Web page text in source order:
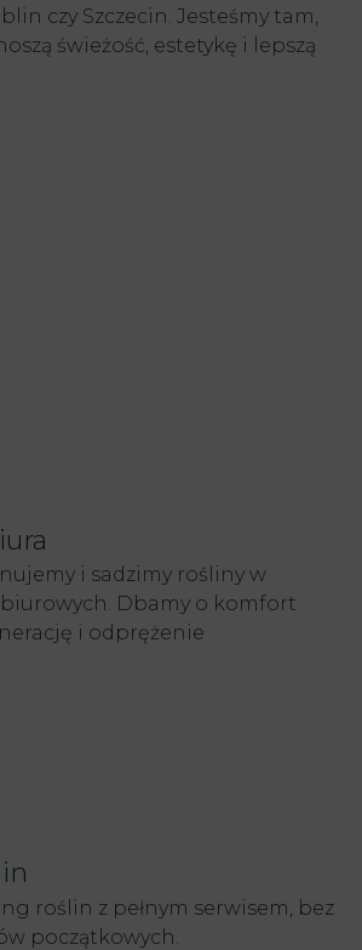
czy Szczecin. Jesteśmy tam,
świeżość, estetykę i lepszą
i sadzimy rośliny w
Dbamy o komfort
i odprężenie
roślin z pełnym serwisem, bez
początkowych.